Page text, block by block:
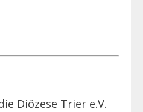
Diözese Trier e.V.